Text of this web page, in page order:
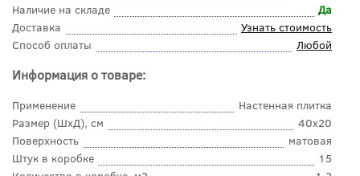
Наличие на складе
Да
Доставка
Узнать стоимость
Способ оплаты
Любой
Информация о товаре:
Применение
Настенная плитка
Размер (ШхД), см
40x20
Поверхность
матовая
Штук в коробке
15